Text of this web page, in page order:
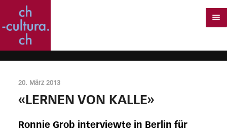
20. März 2013
«LERNEN VON KALLE»
Ronnie Grob interviewte in Berlin für